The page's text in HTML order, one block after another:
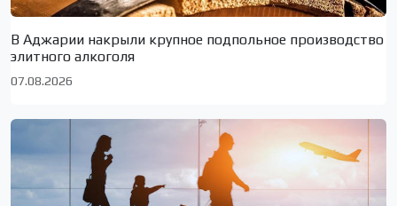
В Аджарии накрыли крупное подпольное производство
элитного алкоголя
07.08.2026